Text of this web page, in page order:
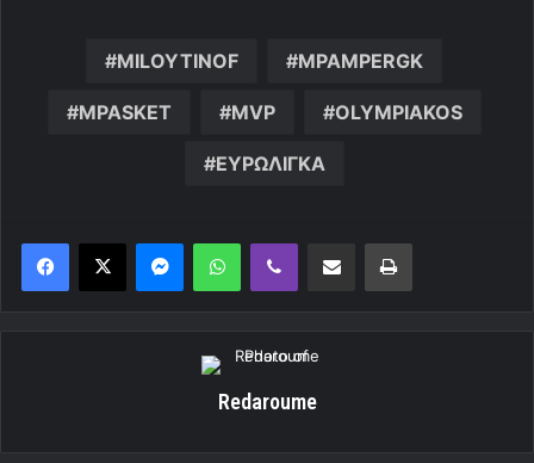
MILOYTINOF MPAMPERGK
MPASKET MVP OLYMPIAKOS
ΕΥΡΩΛΙΓΚΑ
MessengerWhatsAppViber Κοινοποίηση μέσω ηλεκτρονικού ταχυδρομείουΕκτύπωση
Redaroume